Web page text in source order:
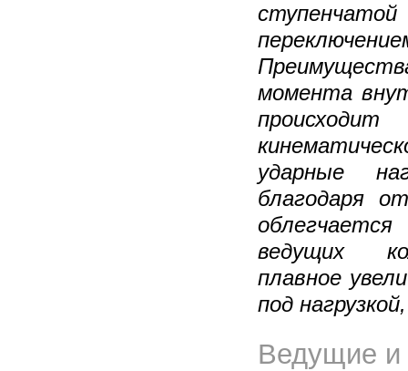
ступенчатой
момента
ударные
благодаря
ведущих
плавное
под
Ведущие и